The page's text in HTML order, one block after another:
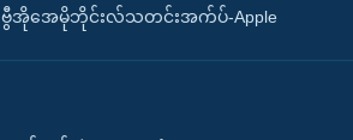
ဗွီအိုအေမိုဘိုင်းလ်သတင်းအက်ပ်-Apple